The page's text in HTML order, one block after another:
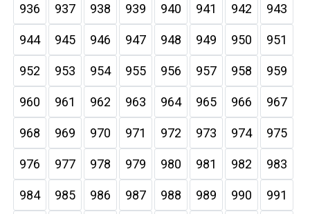
936 937 938 939 940 941 942 943
944 945 946 947 948 949 950 951
952 953 954 955 956 957 958 959
960 961 962 963 964 965 966 967
968 969 970 971 972 973 974 975
976 977 978 979 980 981 982 983
984 985 986 987 988 989 990 991